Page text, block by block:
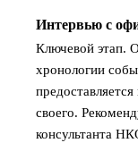
Интервью с
Ключевой этап.
хронологии
своего.
консультанта